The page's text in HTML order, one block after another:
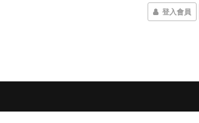
登入會員